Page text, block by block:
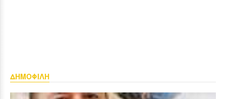
ΔΗΜΟΦΙΛΗ